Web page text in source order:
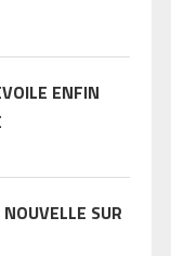
ENFIN
SUR